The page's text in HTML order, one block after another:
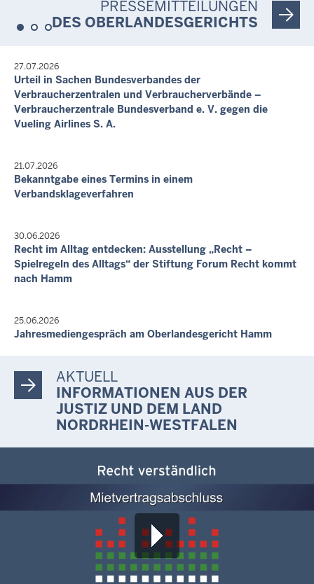
Verhandlungstermin
Berufung in Zivilsachen - I-9 U 192/21
PRESSEMITTEILUNGEN
DES OBERLANDESGERICHTS
27.07.2026
Urteil in Sachen Bundesverbandes der
Verbraucherzentralen und Verbraucherverbände –
Verbraucherzentrale Bundesverband e. V. gegen die
Vueling Airlines S. A.
21.07.2026
Bekanntgabe eines Termins in einem
Verbandsklageverfahren
30.06.2026
Recht im Alltag entdecken: Ausstellung „Recht –
Spielregeln des Alltags“ der Stiftung Forum Recht kommt
nach Hamm
25.06.2026
Jahresmediengespräch am Oberlandesgericht Hamm
AKTUELL
INFORMATIONEN AUS DER
JUSTIZ UND DEM LAND
NORDRHEIN-WESTFALEN